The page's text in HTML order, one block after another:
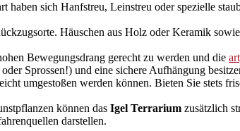
sich Hanfstreu, Leinstreu oder spezielle
Häuschen aus Holz oder Keramik
Bewegungsdrang gerecht zu werden und die
Sprossen!) und eine sichere Aufhängung
umgestoßen werden können. Bieten Sie stets
können das Igel Terrarium zusätzlich
darstellen.